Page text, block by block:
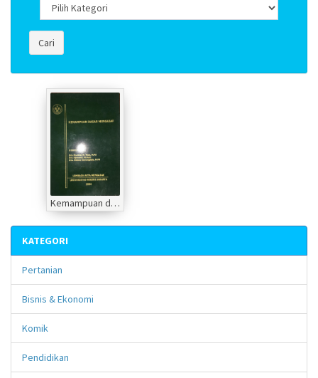
Cari
Kemampuan dasar mengajar
KATEGORI
Pertanian
Bisnis & Ekonomi
Komik
Pendidikan